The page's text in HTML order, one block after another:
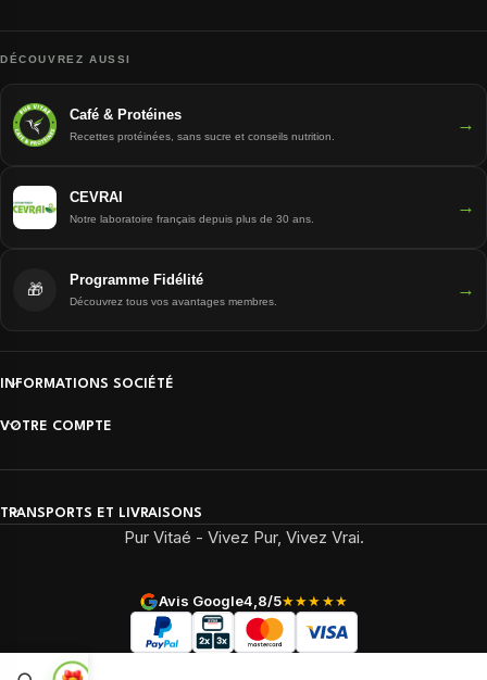
DÉCOUVREZ AUSSI
Café & Protéines
Recettes protéinées, sans sucre et conseils nutrition.
→
CEVRAI
Notre laboratoire français depuis plus de 30 ans.
→
🎁 Programme Fidélité
Découvrez tous vos avantages membres.
→
INFORMATIONS SOCIÉTÉ
VOTRE COMPTE
TRANSPORTS ET LIVRAISONS
Pur Vitaé - Vivez Pur, Vivez Vrai.
Avis Google4,8/5★★★★★